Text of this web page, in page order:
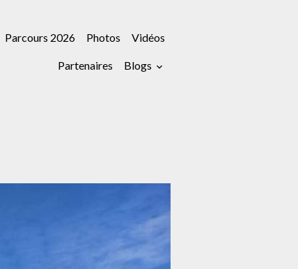
Parcours 2026 Photos Vidéos
Partenaires Blogs